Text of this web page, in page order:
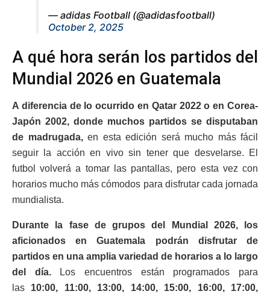
— adidas Football (@adidasfootball)
October 2, 2025
A qué hora serán los partidos del
Mundial 2026 en Guatemala
A diferencia de lo ocurrido en Qatar 2022 o en Corea-
Japón 2002, donde muchos partidos se disputaban
de madrugada,en esta edición será mucho más fácil
seguir la acción en vivo sin tener que desvelarse. El
futbol volverá a tomar las pantallas, pero esta vez con
horarios mucho más cómodos para disfrutar cada jornada
mundialista.
Durante la fase de grupos del Mundial 2026, los
aficionados en Guatemala podrán disfrutar de
partidos en una amplia variedad de horarios a lo largo
del día.Los encuentros están programados para
las 10:00, 11:00, 13:00, 14:00, 15:00, 16:00, 17:00,